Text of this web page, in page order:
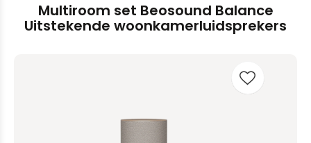
Multiroom set Beosound Balance
Uitstekende woonkamerluidsprekers